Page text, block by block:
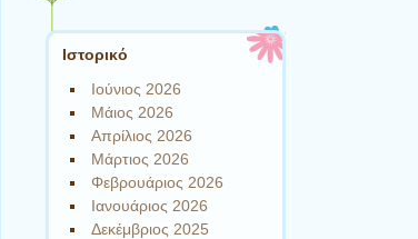
Ιστορικό
Ιούνιος 2026
Μάιος 2026
Απρίλιος 2026
Μάρτιος 2026
Φεβρουάριος 2026
Ιανουάριος 2026
Δεκέμβριος 2025